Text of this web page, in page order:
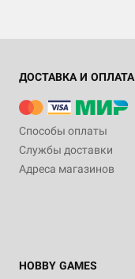
ДОСТАВКА И ОПЛАТА
Способы оплаты
Службы доставки
Адреса магазинов
HOBBY GAMES